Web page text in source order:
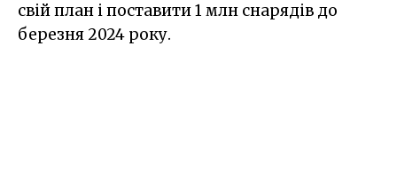
свій план і поставити 1 млн снарядів до
березня 2024 року.